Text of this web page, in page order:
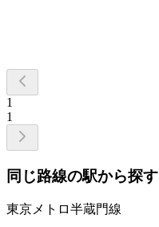
1
1
同じ路線の駅から探す
東京メトロ半蔵門線